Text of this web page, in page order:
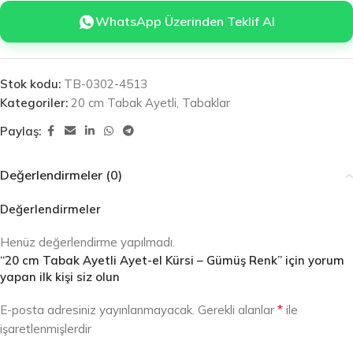
WhatsApp Üzerinden Teklif Al
Stok kodu: TB-0302-4513
Kategoriler: 20 cm Tabak Ayetli, Tabaklar
Paylaş:
Değerlendirmeler (0)
Değerlendirmeler
Henüz değerlendirme yapılmadı.
“20 cm Tabak Ayetli Ayet-el Kürsi – Gümüş Renk” için yorum
yapan ilk kişi siz olun
E-posta adresiniz yayınlanmayacak. Gerekli alanlar * ile
işaretlenmişlerdir